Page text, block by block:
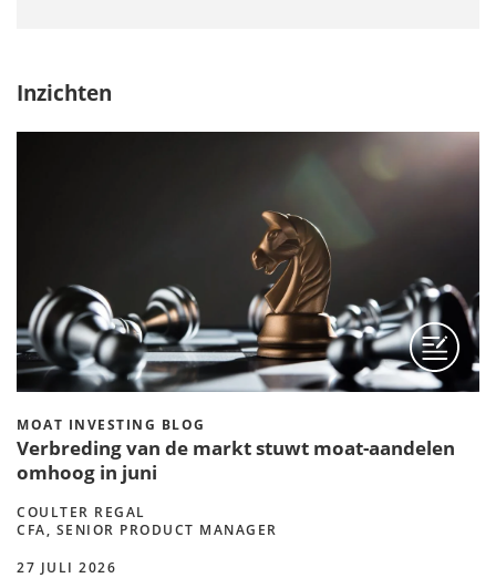
Inzichten
MOAT INVESTING BLOG
Verbreding van de markt stuwt moat-aandelen
omhoog in juni
COULTER REGAL
CFA, SENIOR PRODUCT MANAGER
27 JULI 2026